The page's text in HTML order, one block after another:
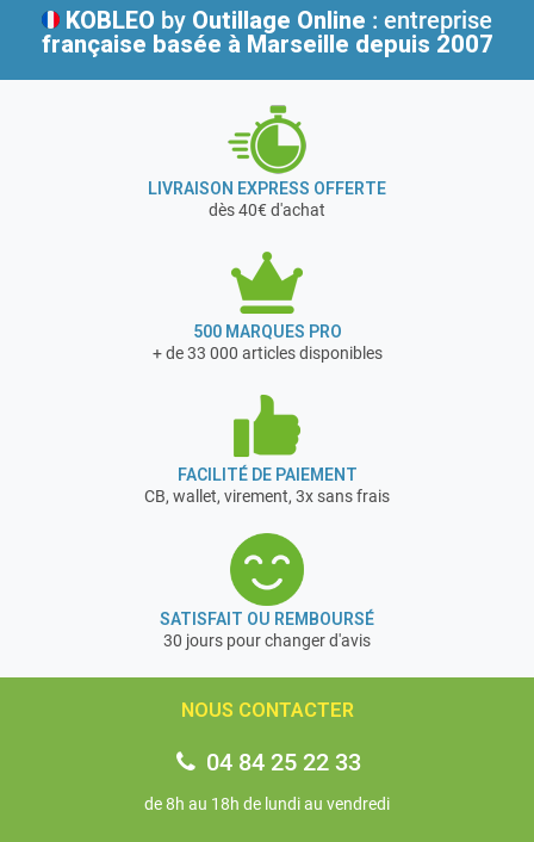
KOBLEO by Outillage Online : entreprise
française basée à Marseille depuis 2007
LIVRAISON EXPRESS OFFERTE
dès 40€ d'achat
500 MARQUES PRO
+ de 33 000 articles disponibles
FACILITÉ DE PAIEMENT
CB, wallet, virement, 3x sans frais
SATISFAIT OU REMBOURSÉ
30 jours pour changer d'avis
NOUS CONTACTER
04 84 25 22 33
de 8h au 18h de lundi au vendredi